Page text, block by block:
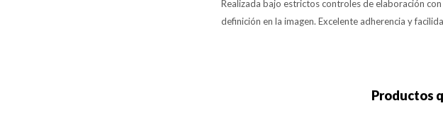
Realizada bajo estrictos controles de elaboración
definición en la imagen. Excelente adherencia y
Productos